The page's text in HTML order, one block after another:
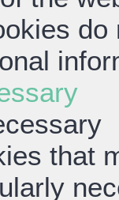
do
that